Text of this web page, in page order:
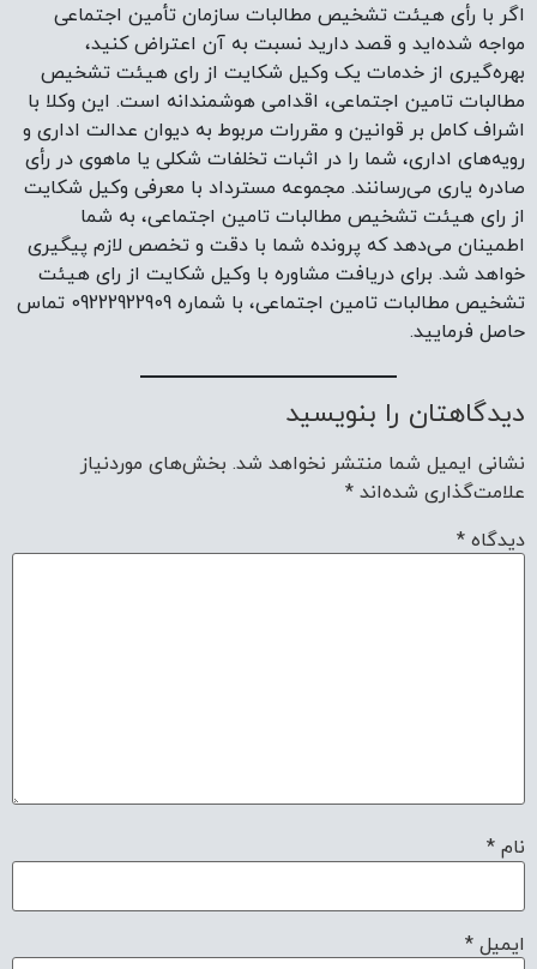
اگر با رأی هیئت تشخیص مطالبات سازمان تأمین اجتماعی
مواجه شده‌اید و قصد دارید نسبت به آن اعتراض کنید،
بهره‌گیری از خدمات یک وکیل شکایت از رای هیئت تشخیص
مطالبات تامین اجتماعی، اقدامی هوشمندانه است. این وکلا با
اشراف کامل بر قوانین و مقررات مربوط به دیوان عدالت اداری و
رویه‌های اداری، شما را در اثبات تخلفات شکلی یا ماهوی در رأی
صادره یاری می‌رسانند. مجموعه مسترداد با معرفی وکیل شکایت
از رای هیئت تشخیص مطالبات تامین اجتماعی، به شما
اطمینان می‌دهد که پرونده شما با دقت و تخصص لازم پیگیری
خواهد شد. برای دریافت مشاوره با وکیل شکایت از رای هیئت
تشخیص مطالبات تامین اجتماعی، با شماره 09222922909 تماس
حاصل فرمایید.
دیدگاهتان را بنویسید
نشانی ایمیل شما منتشر نخواهد شد. بخش‌های موردنیاز
علامت‌گذاری شده‌اند *
دیدگاه *
نام *
ایمیل *